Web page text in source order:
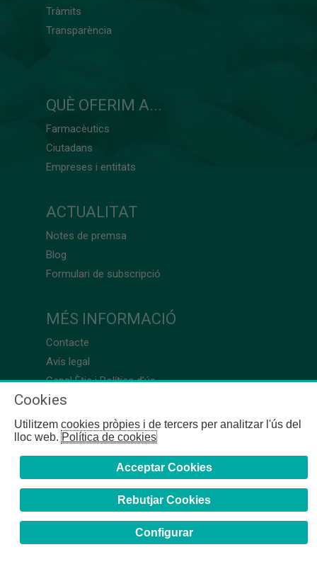
Tràmits
Transparència
QUÈ OFERIM A...
Farmacèutics
Ciutadans
Empreses i entitats
ACTUALITAT
Notes de premsa
Blog
Formulari de subscripció
MÉS INFORMACIÓ
Contacte
Avís legal
Canal Ètic i Política d’ús
Cookies
Utilitzem cookies pròpies i de tercers per analitzar l'ús del
lloc web.Política de cookies
Acceptar Cookies
Rebutjar Cookies
Configurar